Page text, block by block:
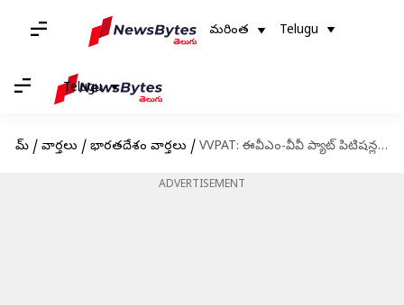
మరింత Telugu
Telugu
హోమ్ / వార్తలు / భారతదేశం వార్తలు / VVPAT: ఈవీఎం-వీవీ ప్యాట్ పిటిషన్లపై సుప్రీంకోర్టు సంచలన తీర్పు
ADVERTISEMENT